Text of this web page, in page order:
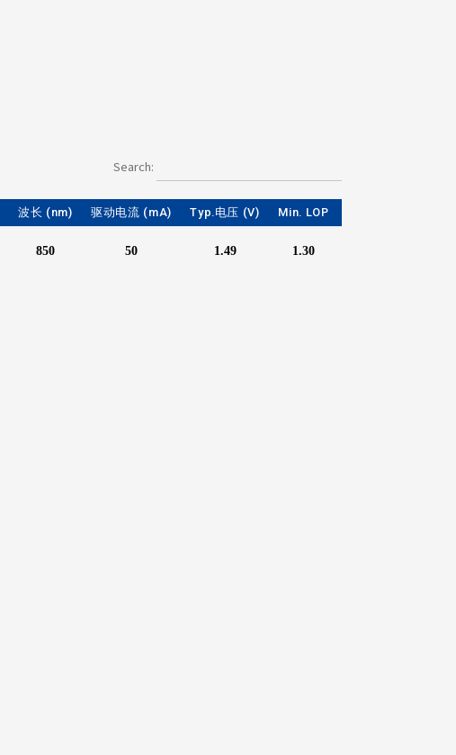
Search:
波长 (nm) 驱动电流 (mA) Typ.电压 (V) Min. LOP
850 50 1.49 1.30